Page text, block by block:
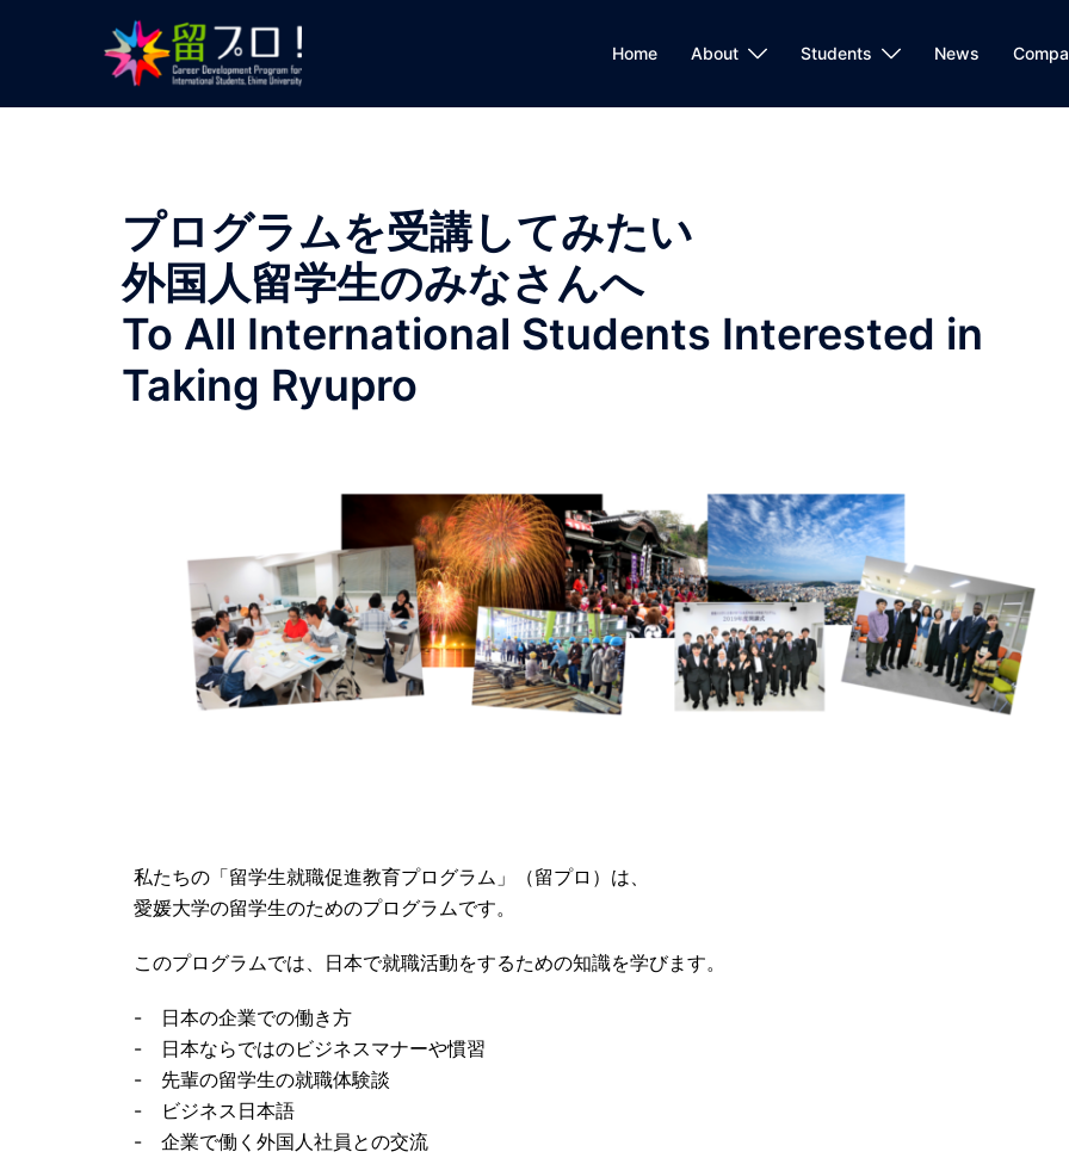
Home About Students News
プログラムを受講してみたい
外国人留学生のみなさんへ
To All International Students Interested in
Taking Ryupro
私たちの「留学生就職促進教育プログラム」（留プロ）は、
愛媛大学の留学生のためのプログラムです。
このプログラムでは、日本で就職活動をするための知識を学びます。
- 日本の企業での働き方
- 日本ならではのビジネスマナーや慣習
- 先輩の留学生の就職体験談
- ビジネス日本語
- 企業で働く外国人社員との交流